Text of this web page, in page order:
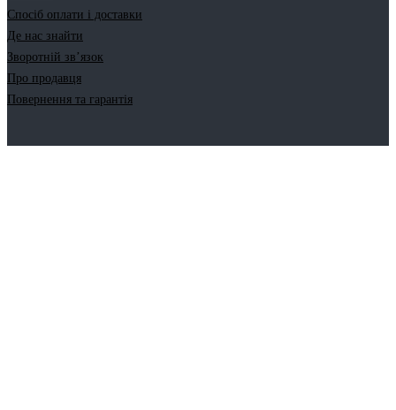
Спосіб оплати і доставки
Де нас знайти
Зворотній зв’язок
Про продавця
Повернення та гарантія